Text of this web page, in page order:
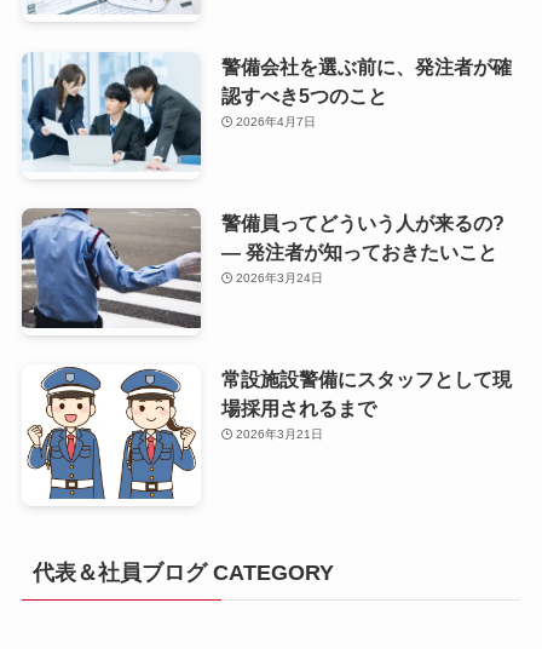
警備会社を選ぶ前に、発注者が確
認すべき5つのこと
2026年4月7日
警備員ってどういう人が来るの?
— 発注者が知っておきたいこと
2026年3月24日
常設施設警備にスタッフとして現
場採用されるまで
2026年3月21日
代表＆社員ブログ CATEGORY